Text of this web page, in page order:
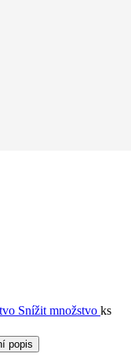
Snížit množstvo ks
popis